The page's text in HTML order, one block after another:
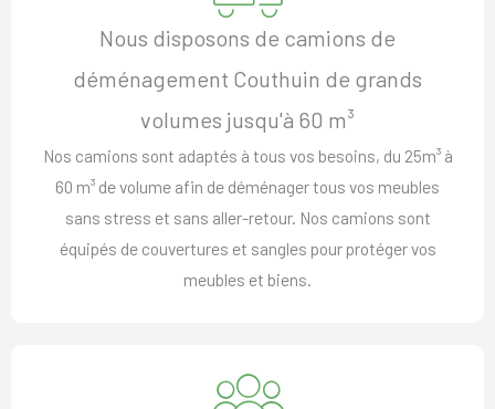
Nous disposons de camions de
déménagement Couthuin de grands
volumes jusqu'à 60 m³
Nos camions sont adaptés à tous vos besoins, du 25m³ à
60 m³ de volume afin de déménager tous vos meubles
sans stress et sans aller-retour. Nos camions sont
équipés de couvertures et sangles pour protéger vos
meubles et biens.